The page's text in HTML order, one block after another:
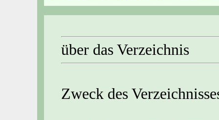
über das Verzeichnis
Zweck des